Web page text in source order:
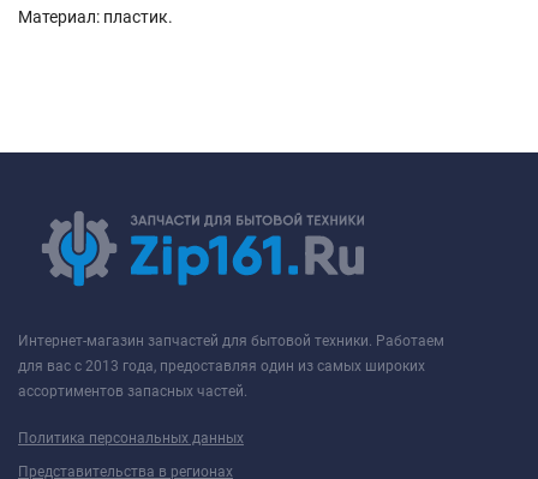
Материал: пластик.
Интернет-магазин запчастей для бытовой техники. Работаем
для вас с 2013 года, предоставляя один из самых широких
ассортиментов запасных частей.
Политика персональных данных
Представительства в регионах